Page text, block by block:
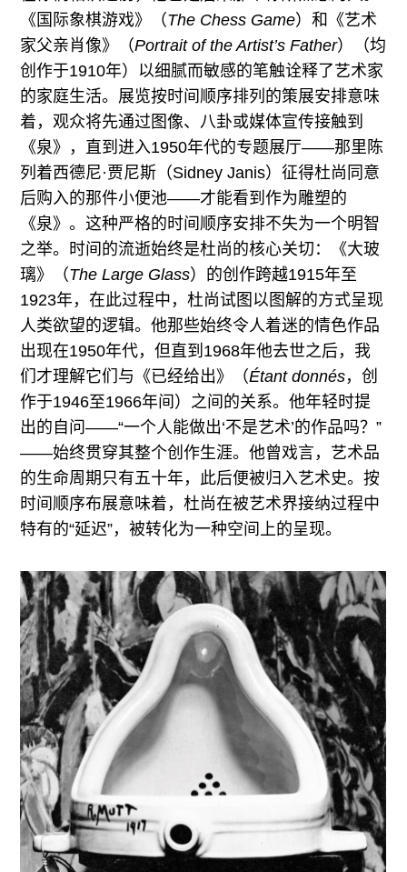
《国际象棋游戏》（The Chess Game）和《艺术
家父亲肖像》（Portrait of the Artist’s Father）（均
创作于1910年）以细腻而敏感的笔触诠释了艺术家
的家庭生活。展览按时间顺序排列的策展安排意味
着，观众将先通过图像、八卦或媒体宣传接触到
《泉》，直到进入1950年代的专题展厅——那里陈
列着西德尼·贾尼斯（Sidney Janis）征得杜尚同意
后购入的那件小便池——才能看到作为雕塑的
《泉》。这种严格的时间顺序安排不失为一个明智
之举。时间的流逝始终是杜尚的核心关切：《大玻
璃》（The Large Glass）的创作跨越1915年至
1923年，在此过程中，杜尚试图以图解的方式呈现
人类欲望的逻辑。他那些始终令人着迷的情色作品
出现在1950年代，但直到1968年他去世之后，我
们才理解它们与《已经给出》（Étant donnés，创
作于1946至1966年间）之间的关系。他年轻时提
出的自问——“一个人能做出‘不是艺术’的作品吗？”
——始终贯穿其整个创作生涯。他曾戏言，艺术品
的生命周期只有五十年，此后便被归入艺术史。按
时间顺序布展意味着，杜尚在被艺术界接纳过程中
特有的“延迟”，被转化为一种空间上的呈现。